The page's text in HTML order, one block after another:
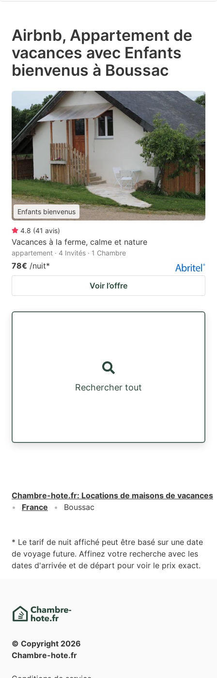
Airbnb, Appartement de
vacances avec Enfants
bienvenus à Boussac
Enfants bienvenus
4.8 (41 avis)
Vacances à la ferme, calme et nature
appartement · 4 Invités · 1 Chambre
78€ /nuit*
Voir l’offre
Rechercher tout
Chambre-hote.fr: Locations de maisons de vacances
France
Boussac
* Le tarif de nuit affiché peut être basé sur une date
de voyage future. Affinez votre recherche avec les
dates d'arrivée et de départ pour voir le prix exact.
© Copyright 2026
Chambre-hote.fr